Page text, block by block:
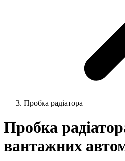
Пробка радіатора
Пробка
вантажних